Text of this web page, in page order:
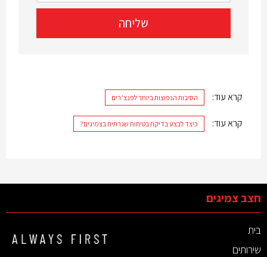
קרא עוד: הסיבות הנפוצות ביותר לפנצ’רים
קרא עוד: כיצד לבצע בדיקת בטיחות שגרתית בצמיגים?
חצב צמיגים
בית
שירותים